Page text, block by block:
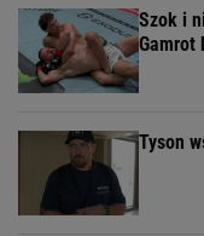
Szok i
Gamrot
Tyson